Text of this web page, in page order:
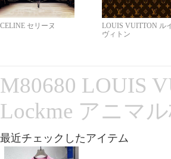
CELINE セリーヌ
LOUIS VUITTON ル
ヴィトン
M80680 LOUIS
Lockme アニマ
最近チェックしたアイテム